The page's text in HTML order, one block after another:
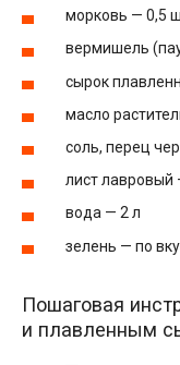
морковь — 0,5
вермишель
сырок
масло
соль, перец
лист лавровый
вода — 2 л
зелень — по
Пошаговая
и плавленным